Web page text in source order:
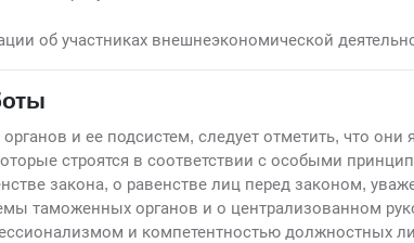
об участниках внешнеэкономической
и ее подсистем, следует отметить, что они
строятся в соответствии с особыми
закона, о равенстве лиц перед законом,
таможенных органов и о централизованном
и компетентностью должностных